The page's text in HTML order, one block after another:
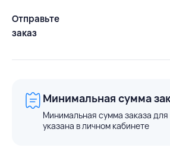
Отправьте
заказ
Минимальная сумма
Минимальная сумма заказа
указана в личном кабинете